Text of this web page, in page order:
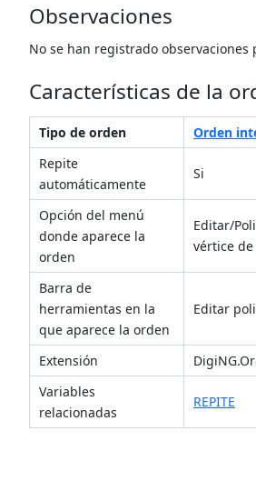
Observaciones
No se han registrado observaciones
Características de la
Tipo de orden
Orden
Repite
automáticamente
Si
Opción del menú
donde aparece la
orden
Editar/
vértice
Barra de
herramientas en la
que aparece la orden
Editar
Extensión
Variables
relacionadas
REPITE